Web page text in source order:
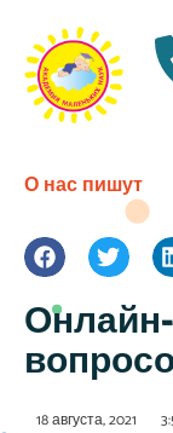
О нас пишут
18 августа, 2021